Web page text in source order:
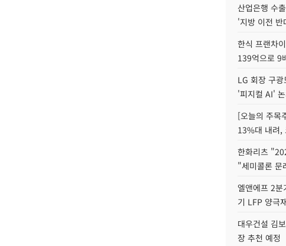
산업은행 수
'지방 이전 반
한식 프랜차
139억으로 9
LG 회장 구
'피지컬 AI'
[오늘의 주목
13%대 내려,
한화리츠
"세미콜론 문
엘앤에프 2
기 LFP 양극
대우건설 김
장 추천 예정